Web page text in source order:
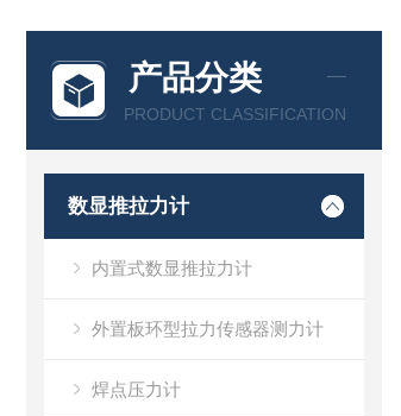
产品分类
PRODUCT CLASSIFICATION
数显推拉力计
内置式数显推拉力计
外置板环型拉力传感器测力计
焊点压力计